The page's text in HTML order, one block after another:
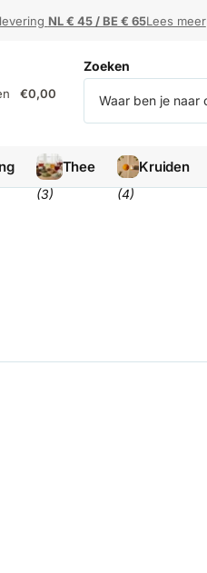
NL € 45 / BE € 65Lees meer
NL € 45 / BE € 65
Zoeken
€0,00
Thee
(3)
Kruiden
(4)